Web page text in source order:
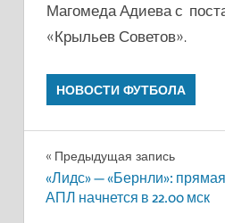
Магомеда Адиева с
«Крыльев Советов».
НОВОСТИ ФУТБОЛА
Навигация
по
Предыдущая запись
«Лидс» — «Бернли»:
АПЛ начнется в 22.00 мск